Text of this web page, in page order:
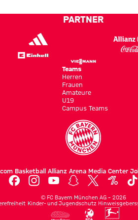
PARTNER
Teams
Herren
Frauen
Amateure
U19
Campus Teams
Basketball Allianz Arena Media Center
© FC Bayern München AG – 2026
Kinder- und Jugendschutz